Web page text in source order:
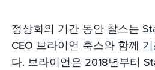
정상회의 기간 동안 찰스는
CEO 브라이언 훅스와 함께
다. 브라이언은 2018년부터